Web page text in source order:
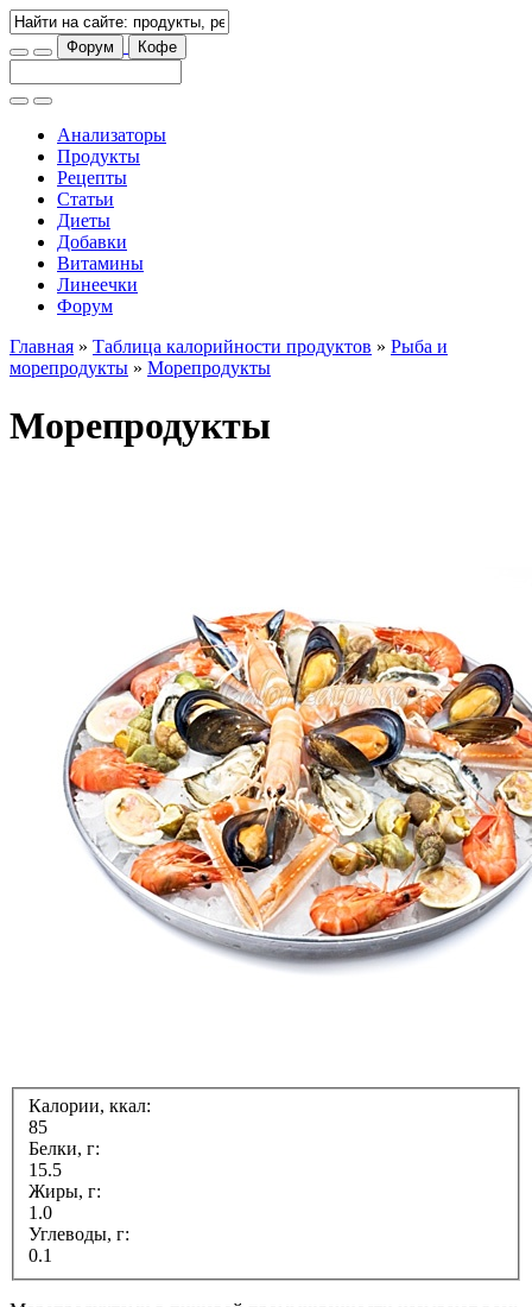
Форум Кофе
Анализаторы
Продукты
Рецепты
Статьи
Диеты
Добавки
Витамины
Линеечки
Форум
Главная » Таблица калорийности продуктов » Рыба и
морепродукты » Морепродукты
Морепродукты
Калории, ккал:
85
Белки, г:
15.5
Жиры, г:
1.0
Углеводы, г:
0.1